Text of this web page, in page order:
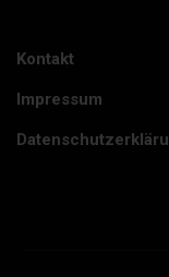
Kontakt
Impressum